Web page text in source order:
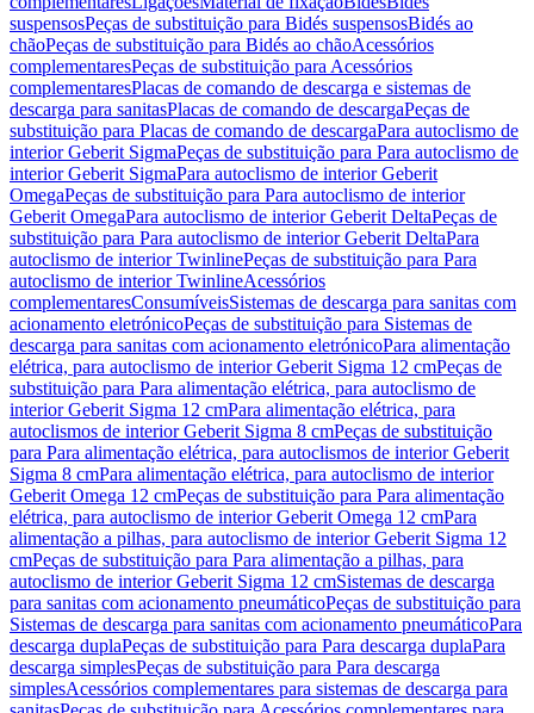
suspensosPeças de substituição para Bidés suspensosBidés ao
chãoPeças de substituição para Bidés ao chãoAcessórios
complementaresPeças de substituição para Acessórios
complementaresPlacas de comando de descarga e sistemas de
descarga para sanitasPlacas de comando de descargaPeças de
substituição para Placas de comando de descargaPara autoclismo de
interior Geberit SigmaPeças de substituição para Para autoclismo de
interior Geberit SigmaPara autoclismo de interior Geberit
OmegaPeças de substituição para Para autoclismo de interior
Geberit OmegaPara autoclismo de interior Geberit DeltaPeças de
substituição para Para autoclismo de interior Geberit DeltaPara
autoclismo de interior TwinlinePeças de substituição para Para
autoclismo de interior TwinlineAcessórios
complementaresConsumíveisSistemas de descarga para sanitas com
acionamento eletrónicoPeças de substituição para Sistemas de
descarga para sanitas com acionamento eletrónicoPara alimentação
elétrica, para autoclismo de interior Geberit Sigma 12 cmPeças de
substituição para Para alimentação elétrica, para autoclismo de
interior Geberit Sigma 12 cmPara alimentação elétrica, para
autoclismos de interior Geberit Sigma 8 cmPeças de substituição
para Para alimentação elétrica, para autoclismos de interior Geberit
Sigma 8 cmPara alimentação elétrica, para autoclismo de interior
Geberit Omega 12 cmPeças de substituição para Para alimentação
elétrica, para autoclismo de interior Geberit Omega 12 cmPara
alimentação a pilhas, para autoclismo de interior Geberit Sigma 12
cmPeças de substituição para Para alimentação a pilhas, para
autoclismo de interior Geberit Sigma 12 cmSistemas de descarga
para sanitas com acionamento pneumáticoPeças de substituição para
Sistemas de descarga para sanitas com acionamento pneumáticoPara
descarga duplaPeças de substituição para Para descarga duplaPara
descarga simplesPeças de substituição para Para descarga
simplesAcessórios complementares para sistemas de descarga para